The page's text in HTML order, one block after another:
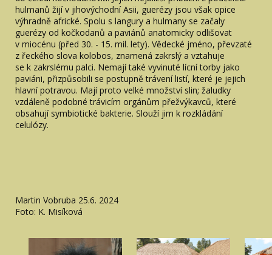
hulmanů žijí v jihovýchodní Asii, guerézy jsou však opice
výhradně africké. Spolu s langury a hulmany se začaly
guerézy od kočkodanů a paviánů anatomicky odlišovat
v miocénu (před 30. - 15. mil. lety). Vědecké jméno, převzaté
z řeckého slova kolobos, znamená zakrslý a vztahuje
se k zakrslému palci. Nemají také vyvinuté lícní torby jako
paviáni, přizpůsobili se postupně trávení listí, které je jejich
hlavní potravou. Mají proto velké množství slin; žaludky
vzdáleně podobné trávicím orgánům přežvýkavců, které
obsahují symbiotické bakterie. Slouží jim k rozkládání
celulózy.
Martin Vobruba 25.6. 2024
Foto: K. Misíková